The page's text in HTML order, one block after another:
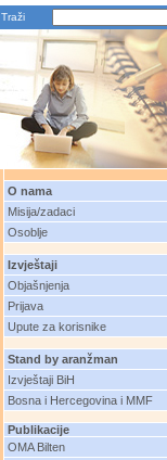
Traži
O nama
Misija/zadaci
Osoblje
Izvještaji
Objašnjenja
Prijava
Upute za korisnike
Stand by aranžman
Izvještaji BiH
Bosna i Hercegovina i MMF
Publikacije
OMA Bilten